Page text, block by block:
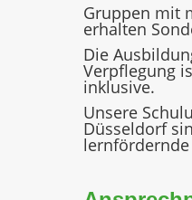
Gruppen mit
erhalten
Die
Verpflegung
inklusive.
Unsere
Düsseldorf